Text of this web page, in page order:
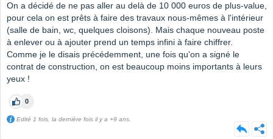
On a décidé de ne pas aller au delà de 10 000 euros de plus-value,
pour cela on est prêts à faire des travaux nous-mêmes à l'intérieur
(salle de bain, wc, quelques cloisons). Mais chaque nouveau poste
à enlever ou à ajouter prend un temps infini à faire chiffrer.
Comme je le disais précédemment, une fois qu'on a signé le
contrat de construction, on est beaucoup moins importants à leurs
yeux !
0
Edité 1 fois, la dernière fois il y a +9 ans.